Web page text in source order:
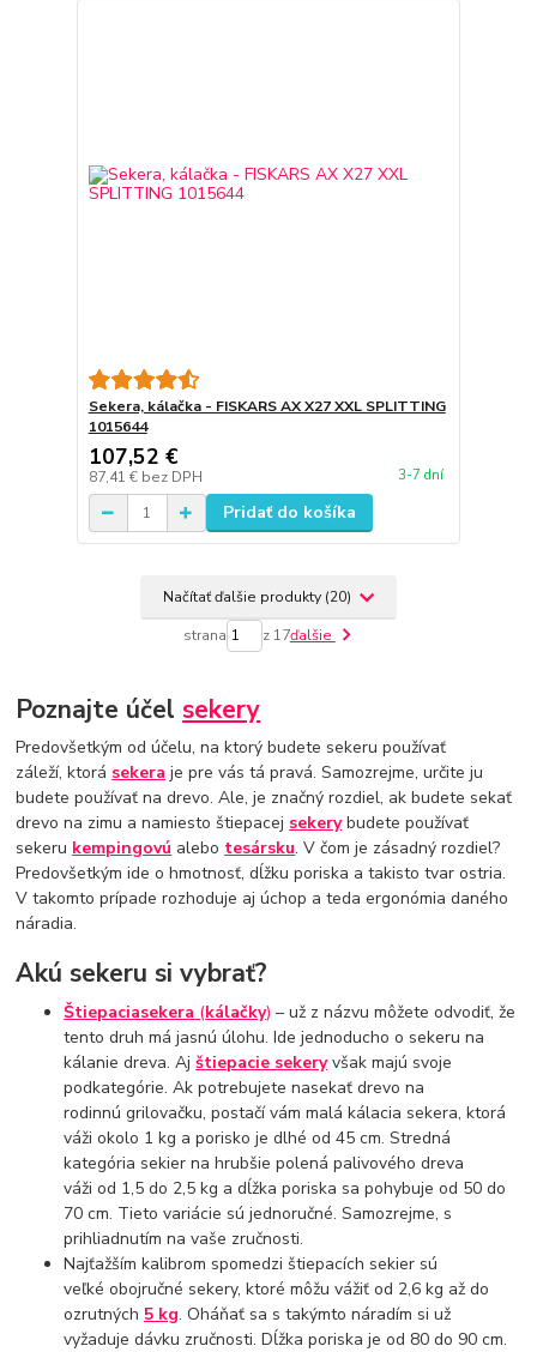
Sekera, kálačka - FISKARS AX X27 XXL SPLITTING
1015644
107,52 €
87,41 € bez DPH 3-7 dní
Pridať do košíka
Načítať ďalšie produkty (20)
strana z 17ďalšie
Poznajte účelsekery
Predovšetkým od účelu, na ktorý budete sekeru používať
záleží, ktorá sekera je pre vás tá pravá. Samozrejme, určite ju
budete používať na drevo. Ale, je značný rozdiel, ak budete sekať
drevo na zimu a namiesto štiepacej sekerybudete používať
sekeru kempingovú alebo tesársku. V čom je zásadný rozdiel?
Predovšetkým ide o hmotnosť, dĺžku poriska a takisto tvar ostria.
V takomto prípade rozhoduje aj úchop a teda ergonómia daného
náradia.
Akú sekeru si vybrať?
Štiepaciasekera (kálačky) – už z názvu môžete odvodiť, že
tento druh má jasnú úlohu. Ide jednoducho o sekeru na
kálanie dreva. Ajštiepacie sekeryvšak majú svoje
podkategórie. Ak potrebujete nasekať drevo na
rodinnú grilovačku, postačí vám malá kálacia sekera, ktorá
váži okolo 1 kg a porisko je dlhé od 45 cm. Stredná
kategória sekier na hrubšie polená palivového dreva
váži od 1,5 do 2,5 kg a dĺžka poriska sa pohybuje od 50 do
70 cm. Tieto variácie sú jednoručné. Samozrejme, s
prihliadnutím na vaše zručnosti.
Najťažším kalibrom spomedzi štiepacích sekier sú
veľké obojručné sekery, ktoré môžu vážiť od 2,6 kg až do
ozrutných 5 kg. Oháňať sa s takýmto náradím si už
vyžaduje dávku zručnosti. Dĺžka poriska je od 80 do 90 cm.